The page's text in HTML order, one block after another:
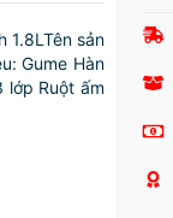
1.8LTên sản
Gume Hàn
lớp Ruột ấm